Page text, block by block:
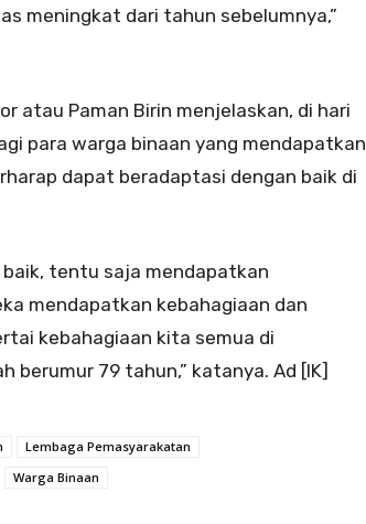
meningkat dari tahun sebelumnya,”
atau Paman Birin menjelaskan, di hari
para warga binaan yang mendapatkan
dapat beradaptasi dengan baik di
baik, tentu saja mendapatkan
mendapatkan kebahagiaan dan
kebahagiaan kita semua di
berumur 79 tahun,” katanya. Ad [IK]
Lembaga Pemasyarakatan
Warga Binaan